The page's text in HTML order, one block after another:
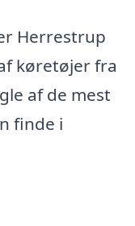
Herrestrup
køretøjer fra
af de mest
finde i